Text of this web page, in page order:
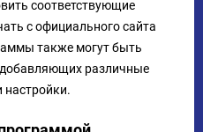
соответствующие
с официального сайта
также могут быть
различные